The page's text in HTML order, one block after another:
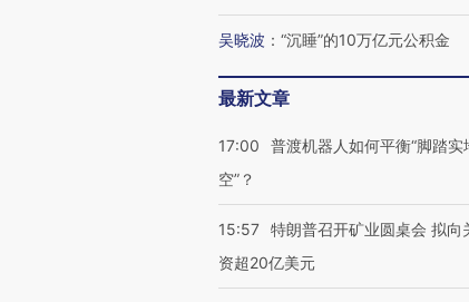
吴晓波 ： “沉睡”的10万亿元公积金
最新文章
17:00
普渡机器人如何平衡“脚踏实
空”？
15:57 特朗普召开矿业圆桌会 拟向
资超20亿美元